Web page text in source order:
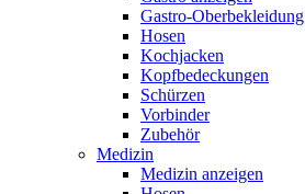
Gastro-Oberbekleidung
Hosen
Kochjacken
Kopfbedeckungen
Schürzen
Vorbinder
Zubehör
Medizin
Medizin anzeigen